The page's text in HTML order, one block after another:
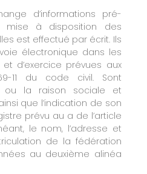
d’informations pré-
mise à disposition des
est effectué par écrit. Ils
électronique dans les
d’exercice prévues aux
11 du code civil. Sont
ou la raison sociale et
que l’indication de son
prévu au a de l’article
le nom, l’adresse et
de la fédération
au deuxième alinéa